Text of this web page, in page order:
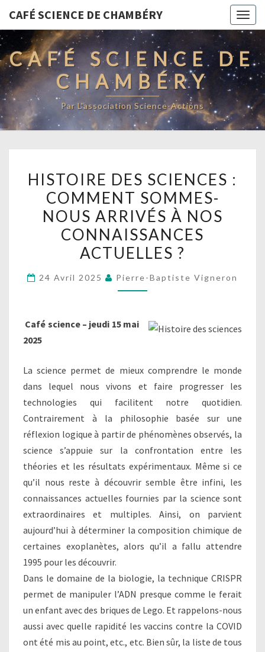
CAFÉ SCIENCE DE CHAMBÉRY
CAFÉ SCIENCE DE
CHAMBÉRY
Par L'association Science-Actions
DES
SCIENCES
:
COMMENT
SOMMES-
NOUS
ARRIVÉS
À
CONNAISSANCES
HISTOIRE DES SCIENCES :
COMMENT SOMMES-
NOUS ARRIVÉS À NOS
CONNAISSANCES
ACTUELLES ?
24 Avril 2025 Pierre-Baptiste Vigneron
Café science – jeudi 15 mai
2025
La science permet de mieux comprendre le monde
dans lequel nous vivons et faire progresser les
technologies qui facilitent notre quotidien.
Contrairement à la philosophie basée sur une
réflexion logique à partir de phénomènes observés, la
science s’appuie sur la confrontation entre les
théories et les résultats expérimentaux. Même si ce
qu’il nous reste à découvrir semble être infini, les
connaissances actuelles fournies par la science sont
extraordinaires et multiples. Ainsi, on parvient
aujourd’hui à déterminer la composition chimique de
certaines exoplanètes, alors qu’il a fallu attendre
1995 pour les découvrir.
Dans le domaine de la biologie, la technique CRISPR
permet de manipuler l’ADN presque comme le ferait
un enfant avec des briques de Lego. Et rappelons-nous
aussi avec quelle rapidité les vaccins contre la COVID
ont été mis au point, etc., etc. Bien sûr, la liste de tous